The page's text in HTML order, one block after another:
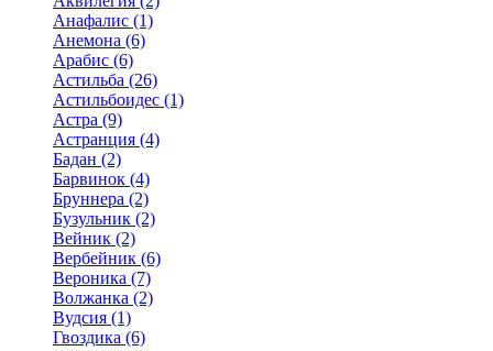
Анафалис (1)
Анемона (6)
Арабис (6)
Астильба (26)
Астильбоидес (1)
Астра (9)
Астранция (4)
Бадан (2)
Барвинок (4)
Бруннера (2)
Бузульник (2)
Вейник (2)
Вербейник (6)
Вероника (7)
Волжанка (2)
Вудсия (1)
Гвоздика (6)